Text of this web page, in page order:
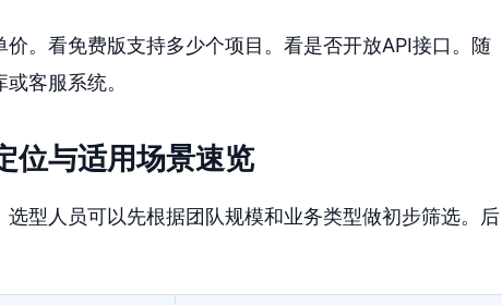
。看免费版支持多少个项目。看是否开放API接口。随
客服系统。
位与适用场景速览
型人员可以先根据团队规模和业务类型做初步筛选。后